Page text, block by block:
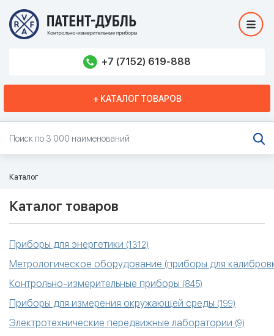
+7 (7152) 619-888
+ КАТАЛОГ ТОВАРОВ
Каталог
Каталог товаров
Приборы для энергетики (1312)
Метрологическое оборудование (приборы для
Контрольно-измерительные приборы (845)
Приборы для измерения окружающей среды (199)
Электротехнические передвижные лаборатории (9)